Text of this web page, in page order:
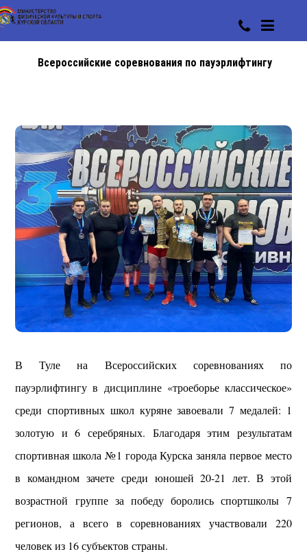
Всероссийские соревнования по пауэрлифтингу
В Туле на‍ Всероссийских соревнованиях по
пауэрлифтингу в дисциплине «троеборье классическое»
среди спортивных школ куряне завоевали 7 медалей: 1
золотую и 6 серебряных. Благодаря этим результатам
спортивная школа №1 города Курска заняла первое место
в командном зачете среди юношей 20-21 лет. В этой
возрастной группе за победу боролись спортшколы 7
регионов, а всего в соревнованиях участвовали 220
человек из 16 субъектов страны.